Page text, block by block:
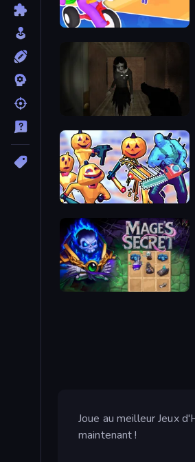
Horror Room: Scary Hotel Tycoon
Halloween Chainsaw Massacre
Mage's Secret
Joue au meilleur Jeux
maintenant !